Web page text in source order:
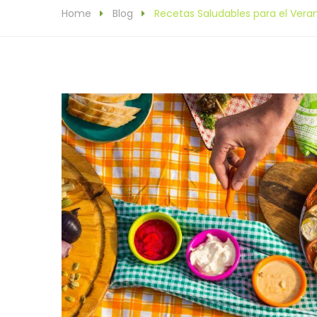
Home Blog Recetas Saludables para el